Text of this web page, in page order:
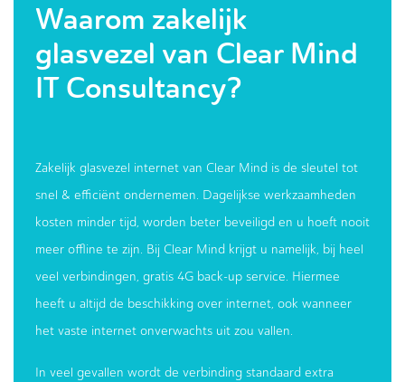
Waarom zakelijk
glasvezel van Clear Mind
IT Consultancy?
Zakelijk glasvezel internet van Clear Mind is de sleutel tot
snel & efficiënt ondernemen. Dagelijkse werkzaamheden
kosten minder tijd, worden beter beveiligd en u hoeft nooit
meer offline te zijn. Bij Clear Mind krijgt u namelijk, bij heel
veel verbindingen, gratis 4G back-up service. Hiermee
heeft u altijd de beschikking over internet, ook wanneer
het vaste internet onverwachts uit zou vallen.
In veel gevallen wordt de verbinding standaard extra